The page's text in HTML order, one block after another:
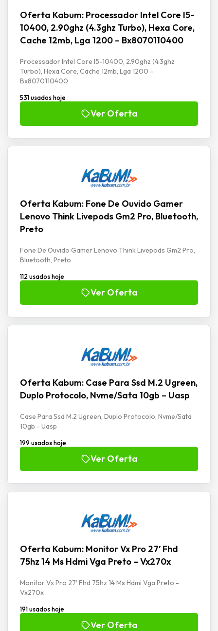
Oferta Kabum: Processador Intel Core I5-
10400, 2.90ghz (4.3ghz Turbo), Hexa Core,
Cache 12mb, Lga 1200 – Bx8070110400
Processador Intel Core I5-10400, 2.90ghz (4.3ghz
Turbo), Hexa Core, Cache 12mb, Lga 1200 -
Bx8070110400
531 usados hoje
Ver Oferta
Oferta Kabum: Fone De Ouvido Gamer
Lenovo Think Livepods Gm2 Pro, Bluetooth,
Preto
Fone De Ouvido Gamer Lenovo Think Livepods Gm2 Pro,
Bluetooth, Preto
112 usados hoje
Ver Oferta
Oferta Kabum: Case Para Ssd M.2 Ugreen,
Duplo Protocolo, Nvme/Sata 10gb – Uasp
Case Para Ssd M.2 Ugreen, Duplo Protocolo, Nvme/Sata
10gb - Uasp
199 usados hoje
Ver Oferta
Oferta Kabum: Monitor Vx Pro 27′ Fhd
75hz 14 Ms Hdmi Vga Preto – Vx270x
Monitor Vx Pro 27' Fhd 75hz 14 Ms Hdmi Vga Preto -
Vx270x
191 usados hoje
Ver Oferta